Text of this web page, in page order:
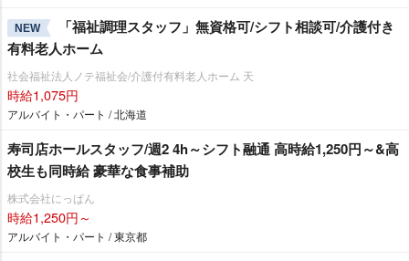
NEW
「福祉調理スタッフ」無資格可/シフト相談可/介護付き
有料老人ホーム
社会福祉法人ノテ福祉会/介護付有料老人ホーム 天
時給1,075円
アルバイト・パート / 北海道
寿司店ホールスタッフ/週2 4h～シフト融通 高時給1,250円～&高
校生も同時給 豪華な食事補助
株式会社にっぱん
時給1,250円～
アルバイト・パート / 東京都